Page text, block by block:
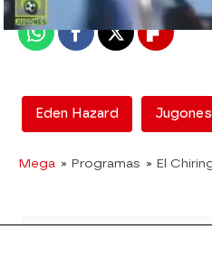
WhatsappFacebook
X
Eden Hazard Jugones
Mega » Programas » El